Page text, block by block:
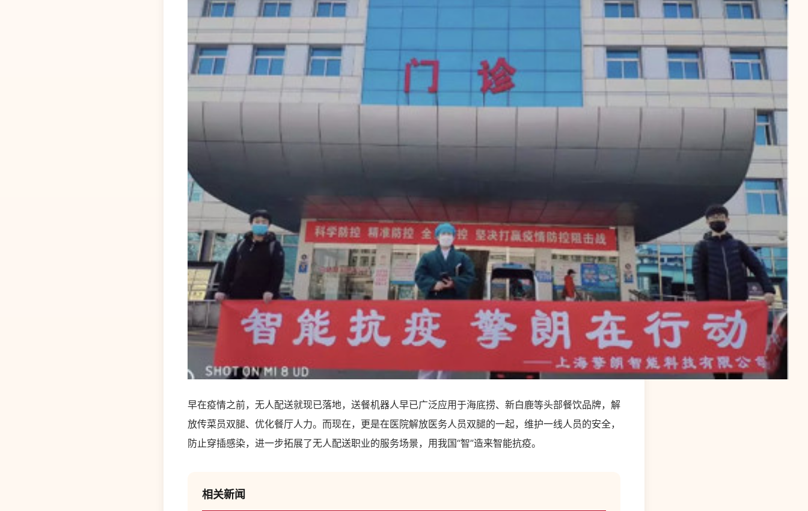
早在疫情之前，无人配送就现已落地，送餐机器人早已广泛应用于海底捞、新白鹿等头部餐饮品牌，解
放传菜员双腿、优化餐厅人力。而现在，更是在医院解放医务人员双腿的一起，维护一线人员的安全，
防止穿插感染，进一步拓展了无人配送职业的服务场景，用我国“智”造来智能抗疫。
相关新闻